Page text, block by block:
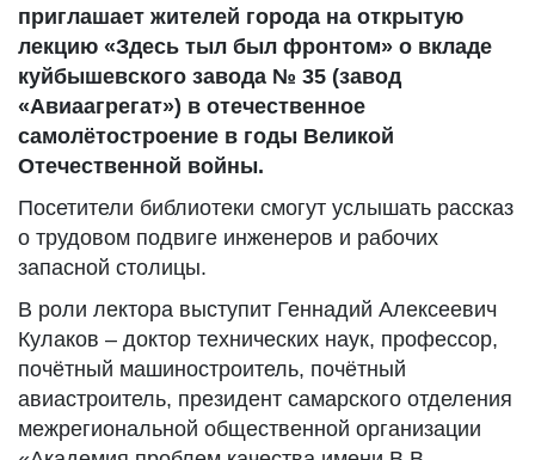
приглашает жителей города на открытую
лекцию «Здесь тыл был фронтом» о вкладе
куйбышевского завода № 35 (завод
«Авиаагрегат») в отечественное
самолётостроение в годы Великой
Отечественной войны.
Посетители библиотеки смогут услышать рассказ
о трудовом подвиге инженеров и рабочих
запасной столицы.
В роли лектора выступит Геннадий Алексеевич
Кулаков – доктор технических наук, профессор,
почётный машиностроитель, почётный
авиастроитель, президент самарского отделения
межрегиональной общественной организации